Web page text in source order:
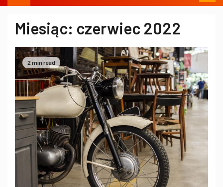
Miesiąc: czerwiec 2022
2 min read